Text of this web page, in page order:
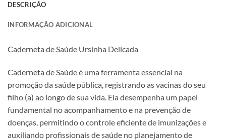
DESCRIÇÃO
INFORMAÇÃO ADICIONAL
Caderneta de Saúde Ursinha Delicada
Caderneta de Saúde é uma ferramenta essencial na
promoção da saúde pública, registrando as vacinas do seu
filho (a) ao longo de sua vida. Ela desempenha um papel
fundamental no acompanhamento e na prevenção de
doenças, permitindo o controle eficiente de imunizações e
auxiliando profissionais de saúde no planejamento de